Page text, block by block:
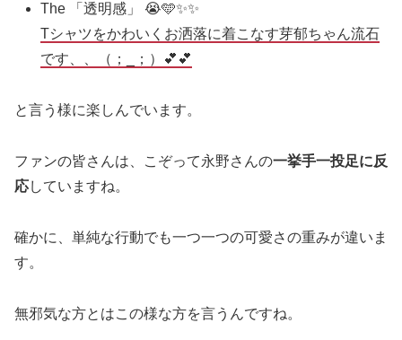
The 「透明感」 😭🩵✨✨
Tシャツをかわいくお洒落に着こなす芽郁ちゃん流石
です、、（；_；）💕💕
と言う様に楽しんでいます。
ファンの皆さんは、こぞって永野さんの一挙手一投足に反
応していますね。
確かに、単純な行動でも一つ一つの可愛さの重みが違いま
す。
無邪気な方とはこの様な方を言うんですね。